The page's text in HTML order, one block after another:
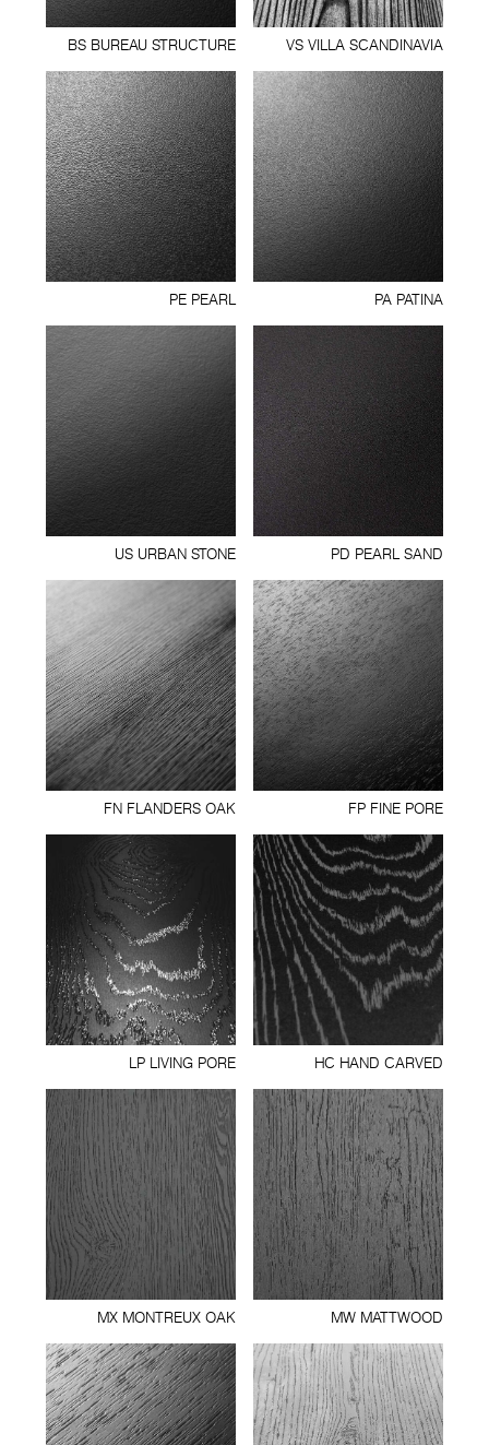
VS VILLA SCANDINAVIA
BS BUREAU STRUCTURE
PA PATINA
PE PEARL
PD PEARL SAND
US URBAN STONE
FP FINE PORE
FN FLANDERS OAK
HC HAND CARVED
LP LIVING PORE
MW MATTWOOD
MX MONTREUX OAK